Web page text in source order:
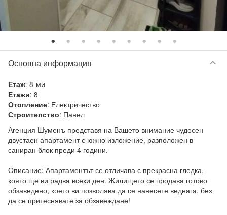
Основна информация keyboard_arrow_down
Етаж: 8-ми
Етажи: 8
Отопление: Електричество
Строителство: Панел
Агенция Шуменъ представя на Вашето внимание чудесен
двустаен апартамент с южно изложение, разположен в
саниран блок преди 4 години.
Описание: Апартаментът се отличава с прекрасна гледка,
която ще ви радва всеки ден. Жилището се продава готово
обзаведено, което ви позволява да се нанесете веднага, без
да се притеснявате за обзавеждане!